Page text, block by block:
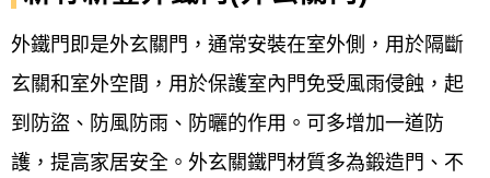
外鐵門即是外玄關門，通常安裝在室外側，用於隔斷
玄關和室外空間，用於保護室內門免受風雨侵蝕，起
到防盜、防風防雨、防曬的作用。可多增加一道防
護，提高家居安全。外玄關鐵門材質多為鍛造門、不